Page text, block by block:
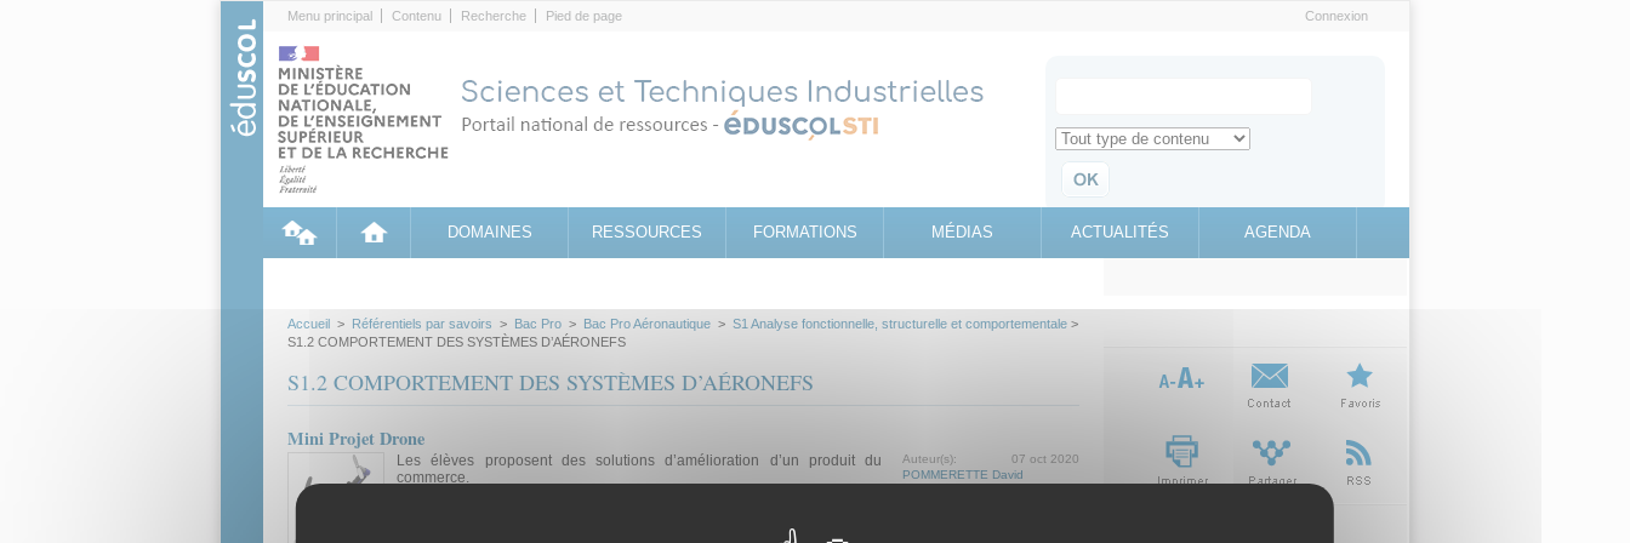
Menu principal Contenu Recherche Pied de page Connexion
Search for
Retrouvez toute l'information sur le site education.gouv.fr
DOMAINES RESSOURCES FORMATIONS MÉDIAS ACTUALITÉS AGENDA
Accueil > Référentiels par savoirs > Bac Pro > Bac Pro Aéronautique > S1 Analyse fonctionnelle, structurelle et comportementale >
S1.2 COMPORTEMENT DES SYSTÈMES D’AÉRONEFS
S1.2 COMPORTEMENT DES SYSTÈMES D’AÉRONEFS
Mini Projet Drone
07 oct 2020
Auteur(s):
POMMERETTE David
Les élèves proposent des solutions d’amélioration d’un produit du
commerce.